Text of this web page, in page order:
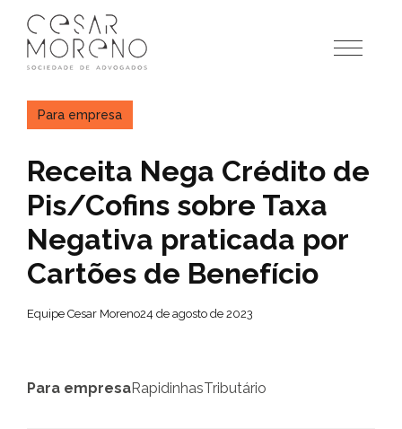
para
conteúdo
Para empresa
Receita Nega Crédito de
Pis/Cofins sobre Taxa
Negativa praticada por
Cartões de Benefício
Equipe Cesar Moreno24 de agosto de 2023
Para empresaRapidinhasTributário